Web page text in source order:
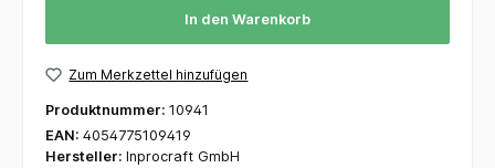
In den Warenkorb
Zum Merkzettel hinzufügen
Produktnummer: 10941
EAN: 4054775109419
Hersteller: Inprocraft GmbH